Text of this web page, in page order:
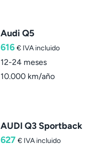
Audi Q5
616 € IVA incluido
12-24 meses
10.000 km/año
AUDI Q3 Sportback
627 € IVA incluido